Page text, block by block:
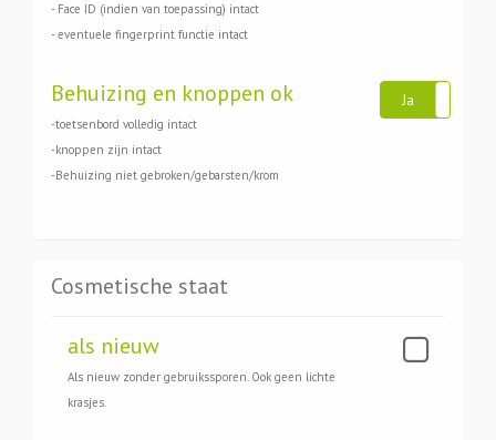
- Face ID (indien van toepassing) intact
- eventuele fingerprint functie intact
Behuizing en knoppen ok
-toetsenbord volledig intact
-knoppen zijn intact
-Behuizing niet gebroken/gebarsten/krom
Ja
Cosmetische staat
als nieuw
Als nieuw zonder gebruikssporen. Ook geen lichte
krasjes.